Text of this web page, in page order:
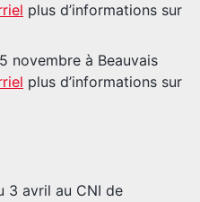
plus d’informations sur
novembre à Beauvais
plus d’informations sur
3 avril au CNI de